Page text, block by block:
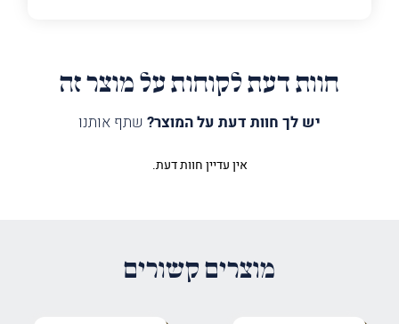
חוות דעת לקוחות על מוצר זה
יש לך חוות דעת על המוצר? שתף אותנו
אין עדיין חוות דעת.
מוצרים קשורים